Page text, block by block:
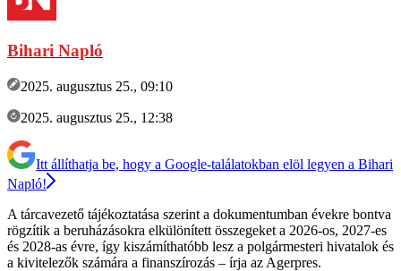
Bihari Napló
2025. augusztus 25., 09:10
2025. augusztus 25., 12:38
Itt állíthatja be, hogy a Google-találatokban elöl legyen a Bihari
Napló!
A tárcavezető tájékoztatása szerint a dokumentumban évekre bontva
rögzítik a beruházásokra elkülönített összegeket a 2026-os, 2027-es
és 2028-as évre, így kiszámíthatóbb lesz a polgármesteri hivatalok és
a kivitelezők számára a finanszírozás – írja az Agerpres.